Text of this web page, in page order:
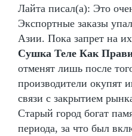
Лайта писал(а): Это
Экспортные заказы
Азии. Пока запрет на
Сушка Теле Как
отменят лишь после
производители окупят
связи с закрытием
Старый город богат
периода, за что был